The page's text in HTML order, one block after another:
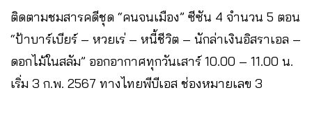
ติดตามชมสารคดีชุด “คนจนเมือง” ซีซัน 4 จำนวน 5 ตอน
“ป้าบาร์เบียร์ – หวยเร่ – หนี้ชีวิต – นักล่าเงินอิสราเอล –
ดอกไม้ในสลัม” ออกอากาศทุกวันเสาร์ 10.00 – 11.00 น.
เริ่ม 3 ก.พ. 2567 ทางไทยพีบีเอส ช่องหมายเลข 3